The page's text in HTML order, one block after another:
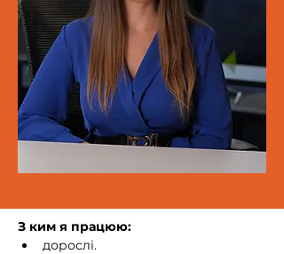
З ким я працюю:
дорослі.